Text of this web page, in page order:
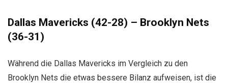
Dallas Mavericks (42-28) – Brooklyn Nets
(36-31)
Während die Dallas Mavericks im Vergleich zu den
Brooklyn Nets die etwas bessere Bilanz aufweisen, ist die